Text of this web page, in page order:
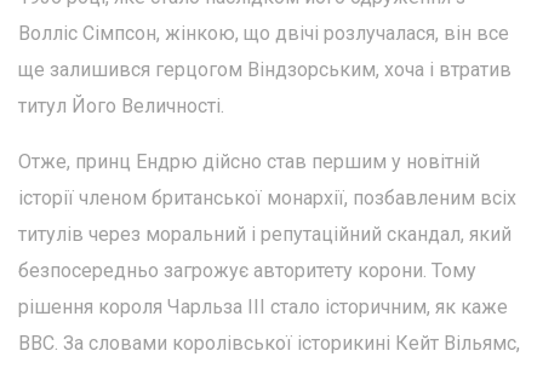
Волліс Сімпсон, жінкою, що двічі розлучалася, він все
ще залишився герцогом Віндзорським, хоча і втратив
титул Його Величності.
Отже, принц Ендрю дійсно став першим у новітній
історії членом британської монархії, позбавленим всіх
титулів через моральний і репутаційний скандал, який
безпосередньо загрожує авторитету корони. Тому
рішення короля Чарльза ІІІ стало історичним, як каже
BBC. За словами королівської історикині Кейт Вільямс,